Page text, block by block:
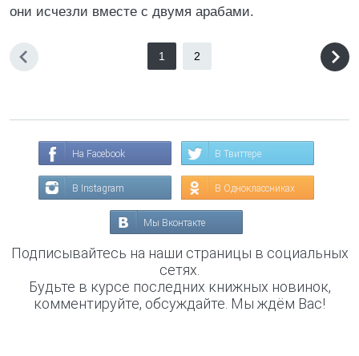
они исчезли вместе с двумя арабами.
1 2
На Facebook В Твиттере
В Instagram В Одноклассниках
Мы Вконтакте
Подписывайтесь на наши страницы в социальных
сетях.
Будьте в курсе последних книжных новинок,
комментируйте, обсуждайте. Мы ждём Вас!